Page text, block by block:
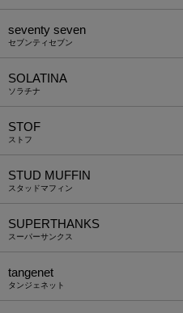
seventy seven
セブンティセブン
SOLATINA
ソラチナ
STOF
ストフ
STUD MUFFIN
スタッドマフィン
SUPERTHANKS
スーパーサンクス
tangenet
タンジェネット